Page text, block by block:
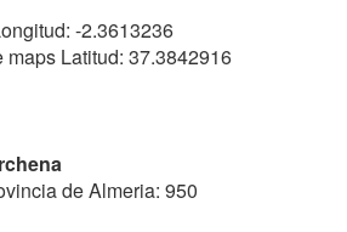
-2.3613236
Latitud: 37.3842916
de Almeria: 950